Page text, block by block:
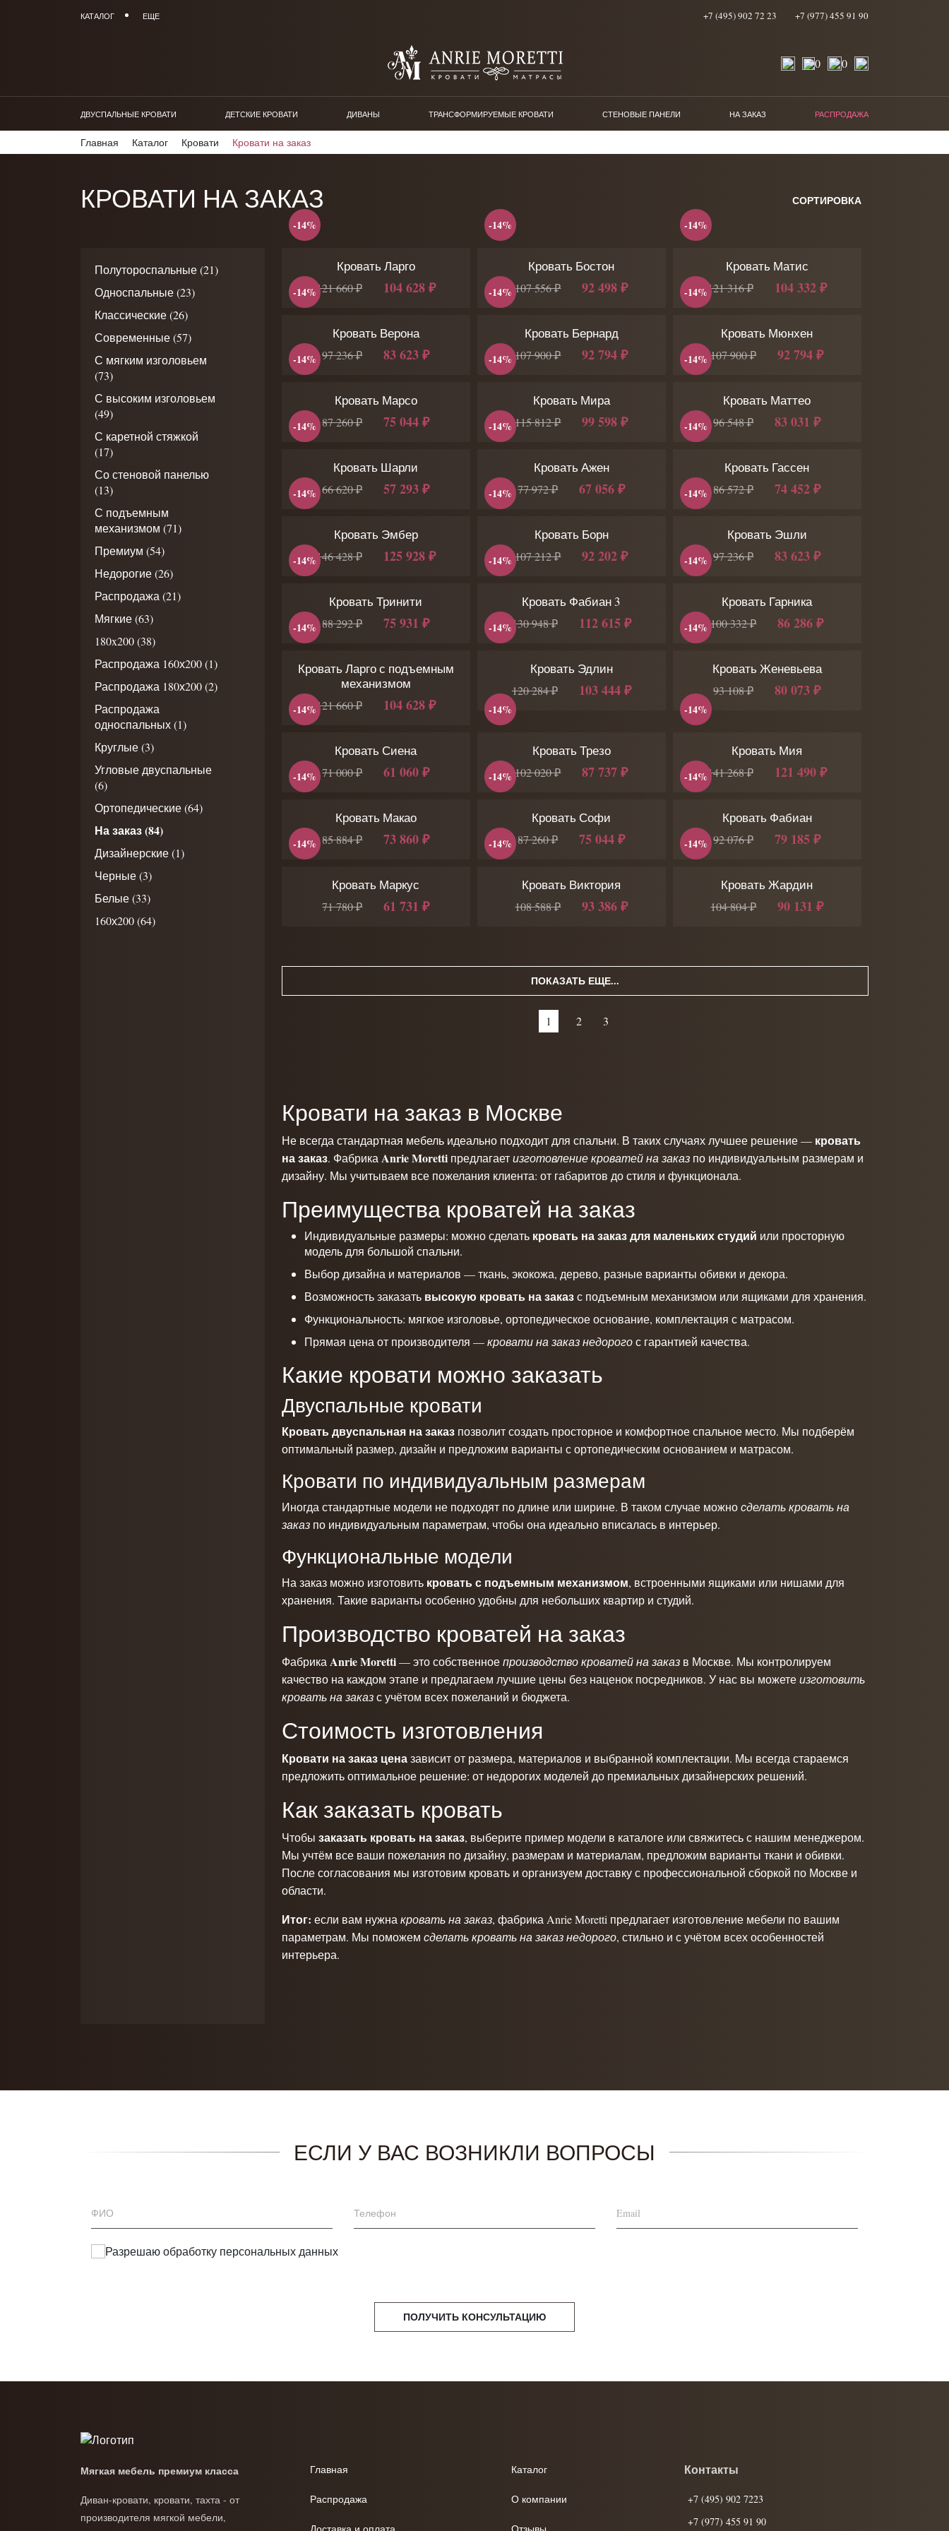
КАТАЛОГ ЕЩЕ +7 (495) 902 72 23 +7 (977) 455 91 90
0 0
ДВУСПАЛЬНЫЕ КРОВАТИ ДЕТСКИЕ КРОВАТИ ДИВАНЫ ТРАНСФОРМИРУЕМЫЕ КРОВАТИ СТЕНОВЫЕ ПАНЕЛИ НА ЗАКАЗ РАСПРОДАЖА
Главная Каталог Кровати Кровати на заказ
КРОВАТИ НА ЗАКАЗ
Полутороспальные (21)
Односпальные (23)
Классические (26)
Современные (57)
С мягким изголовьем
(73)
С высоким изголовьем
(49)
С каретной стяжкой
(17)
Со стеновой панелью
(13)
С подъемным
механизмом (71)
Премиум (54)
Недорогие (26)
Распродажа (21)
Мягкие (63)
180x200 (38)
Распродажа 160х200 (1)
Распродажа 180х200 (2)
Распродажа
односпальных (1)
Круглые (3)
Угловые двуспальные
(6)
Ортопедические (64)
На заказ (84)
Дизайнерские (1)
Черные (3)
Белые (33)
160х200 (64)
СОРТИРОВКА
-14%
Кровать Ларго
121 660 ₽ 104 628 ₽
-14%
Кровать Бостон
107 556 ₽ 92 498 ₽
-14%
Кровать Матис
121 316 ₽ 104 332 ₽
-14%
Кровать Верона
97 236 ₽ 83 623 ₽
-14%
Кровать Бернард
107 900 ₽ 92 794 ₽
-14%
Кровать Мюнхен
107 900 ₽ 92 794 ₽
-14%
Кровать Марсо
87 260 ₽ 75 044 ₽
-14%
Кровать Мира
115 812 ₽ 99 598 ₽
-14%
Кровать Маттео
96 548 ₽ 83 031 ₽
-14%
Кровать Шарли
66 620 ₽ 57 293 ₽
-14%
Кровать Ажен
77 972 ₽ 67 056 ₽
-14%
Кровать Гассен
86 572 ₽ 74 452 ₽
-14%
Кровать Эмбер
146 428 ₽ 125 928 ₽
-14%
Кровать Борн
107 212 ₽ 92 202 ₽
-14%
Кровать Эшли
97 236 ₽ 83 623 ₽
-14%
Кровать Тринити
88 292 ₽ 75 931 ₽
-14%
Кровать Фабиан 3
130 948 ₽ 112 615 ₽
-14%
Кровать Гарника
100 332 ₽ 86 286 ₽
-14%
Кровать Ларго с подъемным
механизмом
121 660 ₽ 104 628 ₽
-14%
Кровать Эдлин
120 284 ₽ 103 444 ₽
-14%
Кровать Женевьева
93 108 ₽ 80 073 ₽
-14%
Кровать Сиена
71 000 ₽ 61 060 ₽
-14%
Кровать Трезо
102 020 ₽ 87 737 ₽
-14%
Кровать Мия
141 268 ₽ 121 490 ₽
-14%
Кровать Макао
85 884 ₽ 73 860 ₽
-14%
Кровать Софи
87 260 ₽ 75 044 ₽
-14%
Кровать Фабиан
92 076 ₽ 79 185 ₽
-14%
Кровать Маркус
71 780 ₽ 61 731 ₽
-14%
Кровать Виктория
108 588 ₽ 93 386 ₽
-14%
Кровать Жардин
104 804 ₽ 90 131 ₽
ПОКАЗАТЬ ЕЩЕ...
1 2 3
Кровати на заказ в Москве
Не всегда стандартная мебель идеально подходит для спальни. В таких случаях лучшее решение — кровать
на заказ. Фабрика Anrie Moretti предлагаетизготовление кроватей на заказ по индивидуальным размерам и
дизайну. Мы учитываем все пожелания клиента: от габаритов до стиля и функционала.
Преимущества кроватей на заказ
Индивидуальные размеры: можно сделать кровать на заказ для маленьких студий или просторную
модель для большой спальни.
Выбор дизайна и материалов — ткань, экокожа, дерево, разные варианты обивки и декора.
Возможность заказать высокую кровать на заказс подъемным механизмом или ящиками для хранения.
Функциональность: мягкое изголовье, ортопедическое основание, комплектация с матрасом.
Прямая цена от производителя —кровати на заказ недорогос гарантией качества.
Какие кровати можно заказать
Двуспальные кровати
Кровать двуспальная на заказ позволит создать просторное и комфортное спальное место. Мы подберём
оптимальный размер, дизайн и предложим варианты с ортопедическим основанием и матрасом.
Кровати по индивидуальным размерам
Иногда стандартные модели не подходят по длине или ширине. В таком случае можносделать кровать на
заказ по индивидуальным параметрам, чтобы она идеально вписалась в интерьер.
Функциональные модели
На заказ можно изготовить кровать с подъемным механизмом, встроенными ящиками или нишами для
хранения. Такие варианты особенно удобны для небольших квартир и студий.
Производство кроватей на заказ
Фабрика Anrie Moretti— это собственноепроизводство кроватей на заказ в Москве. Мы контролируем
качество на каждом этапе и предлагаем лучшие цены без наценок посредников. У нас вы можетеизготовить
кровать на заказс учётом всех пожеланий и бюджета.
Стоимость изготовления
Кровати на заказ ценазависит от размера, материалов и выбранной комплектации. Мы всегда стараемся
предложить оптимальное решение: от недорогих моделей до премиальных дизайнерских решений.
Как заказать кровать
Чтобы заказать кровать на заказ, выберите пример модели в каталоге или свяжитесь с нашим менеджером.
Мы учтём все ваши пожелания по дизайну, размерам и материалам, предложим варианты ткани и обивки.
После согласования мы изготовим кровать и организуем доставку с профессиональной сборкой по Москве и
области.
Итог: если вам нужна кровать на заказ, фабрика Anrie Moretti предлагает изготовление мебели по вашим
параметрам. Мы поможем сделать кровать на заказ недорого, стильно и с учётом всех особенностей
интерьера.
ЕСЛИ У ВАС ВОЗНИКЛИ ВОПРОСЫ
Разрешаю обработку персональных данных
ПОЛУЧИТЬ КОНСУЛЬТАЦИЮ
Мягкая мебель премиум класса
Диван-кровати, кровати, тахта - от
производителя мягкой мебели,
Главная
Распродажа
Каталог
О компании
Контакты
+7 (495) 902 7223
+7 (977) 455 91 90